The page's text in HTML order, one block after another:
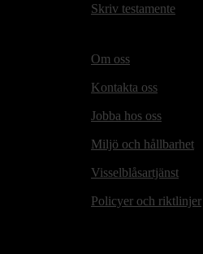
Skriv testamente
Om oss
Kontakta oss
Jobba hos oss
Miljö och hållbarhet
Visselblåsartjänst
Policyer och riktlinjer